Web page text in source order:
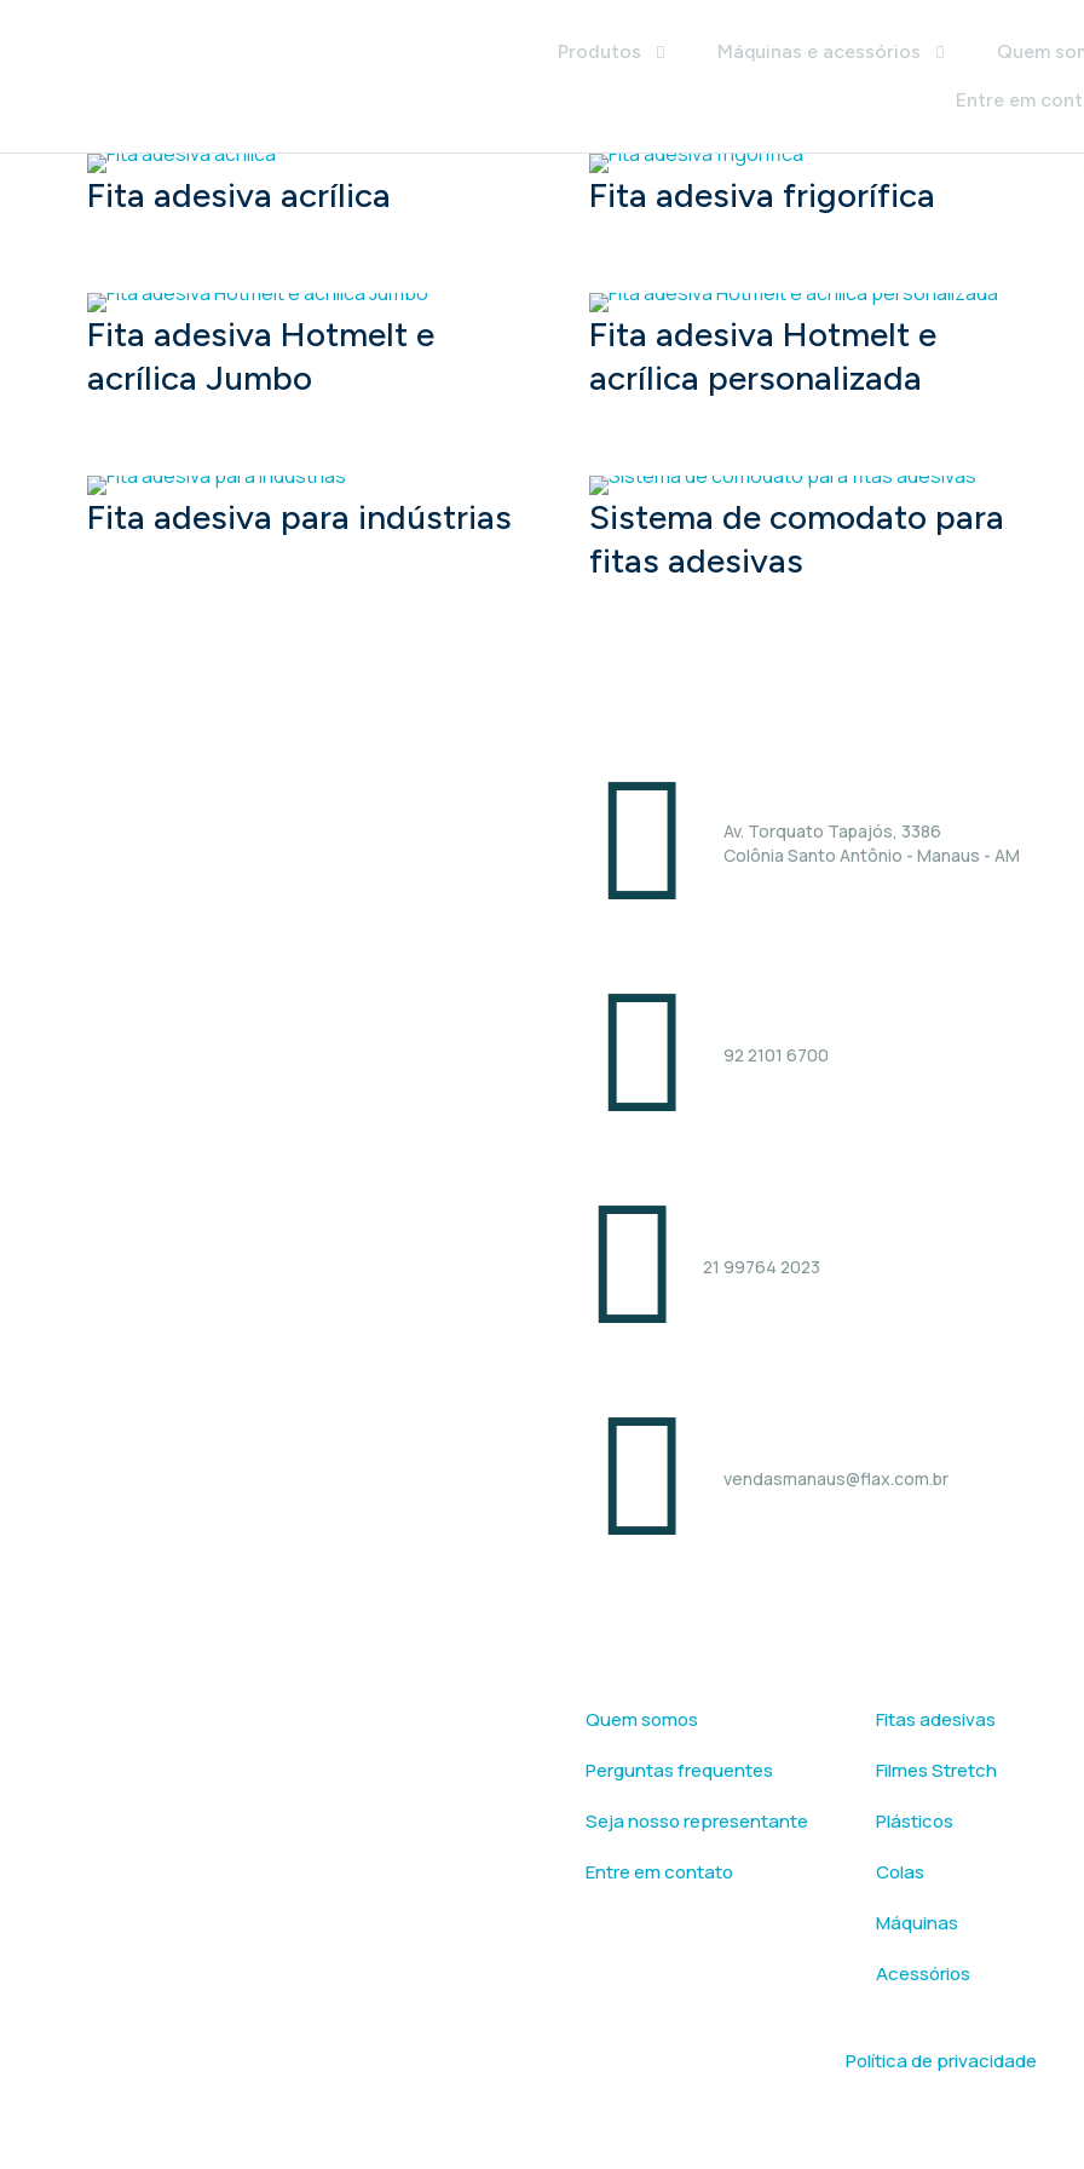
Produtos Máquinas e acessórios Quem
Entre em
Fita adesiva acrílica Fita adesiva frigorífica
Fita adesiva Hotmelt e
acrílica Jumbo
Fita adesiva Hotmelt e
acrílica personalizada
Fita adesiva para indústrias
Sistema de comodato para
fitas adesivas
Av. Torquato Tapajós, 3386
Colônia Santo Antônio - Manaus - AM
92 2101 6700
21 99764 2023
vendasmanaus@flax.com.br
Quem somos
Perguntas frequentes
Seja nosso representante
Entre em contato
Fitas adesivas
Filmes Stretch
Plásticos
Colas
Máquinas
Acessórios
Política de privacidade